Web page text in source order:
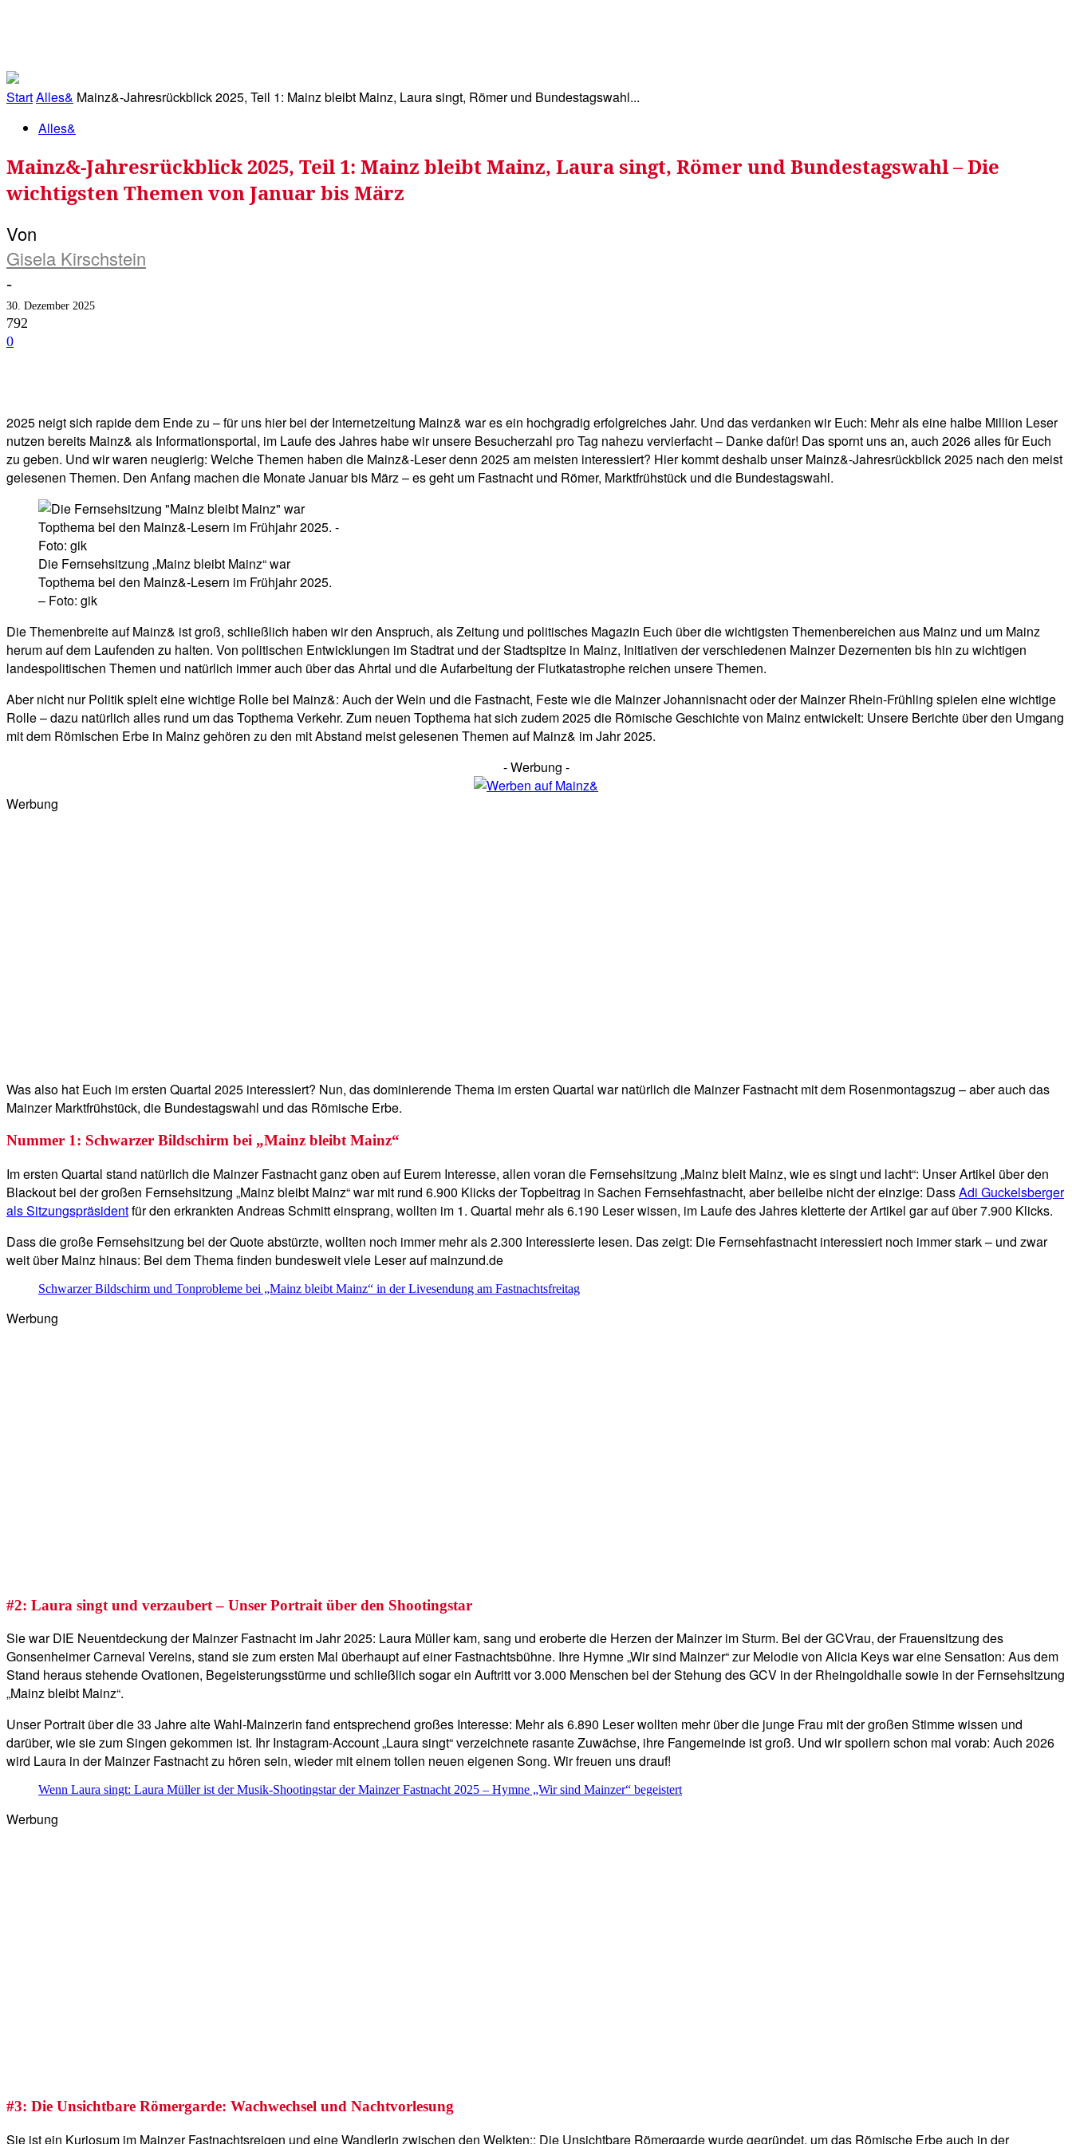
StartAlles& Mainz&-Jahresrückblick 2025, Teil 1: Mainz bleibt Mainz, Laura singt, Römer und Bundestagswahl...
Alles&
Mainz&-Jahresrückblick 2025, Teil 1: Mainz bleibt Mainz, Laura singt, Römer und Bundestagswahl – Die
wichtigsten Themen von Januar bis März
Von
Gisela Kirschstein
-
30. Dezember 2025
792
0
2025 neigt sich rapide dem Ende zu – für uns hier bei der Internetzeitung Mainz& war es ein hochgradig erfolgreiches Jahr. Und das verdanken wir Euch: Mehr als eine halbe Million Leser
nutzen bereits Mainz& als Informationsportal, im Laufe des Jahres habe wir unsere Besucherzahl pro Tag nahezu vervierfacht – Danke dafür! Das spornt uns an, auch 2026 alles für Euch
zu geben. Und wir waren neugierig: Welche Themen haben die Mainz&-Leser denn 2025 am meisten interessiert? Hier kommt deshalb unser Mainz&-Jahresrückblick 2025 nach den meist
gelesenen Themen. Den Anfang machen die Monate Januar bis März – es geht um Fastnacht und Römer, Marktfrühstück und die Bundestagswahl.
Die Fernsehsitzung „Mainz bleibt Mainz“ war
Topthema bei den Mainz&-Lesern im Frühjahr 2025.
– Foto: gik
Die Themenbreite auf Mainz& ist groß, schließlich haben wir den Anspruch, als Zeitung und politisches Magazin Euch über die wichtigsten Themenbereichen aus Mainz und um Mainz
herum auf dem Laufenden zu halten. Von politischen Entwicklungen im Stadtrat und der Stadtspitze in Mainz, Initiativen der verschiedenen Mainzer Dezernenten bis hin zu wichtigen
landespolitischen Themen und natürlich immer auch über das Ahrtal und die Aufarbeitung der Flutkatastrophe reichen unsere Themen.
Aber nicht nur Politik spielt eine wichtige Rolle bei Mainz&: Auch der Wein und die Fastnacht, Feste wie die Mainzer Johannisnacht oder der Mainzer Rhein-Frühling spielen eine wichtige
Rolle – dazu natürlich alles rund um das Topthema Verkehr. Zum neuen Topthema hat sich zudem 2025 die Römische Geschichte von Mainz entwickelt: Unsere Berichte über den Umgang
mit dem Römischen Erbe in Mainz gehören zu den mit Abstand meist gelesenen Themen auf Mainz& im Jahr 2025.
- Werbung -
Werbung
Was also hat Euch im ersten Quartal 2025 interessiert? Nun, das dominierende Thema im ersten Quartal war natürlich die Mainzer Fastnacht mit dem Rosenmontagszug – aber auch das
Mainzer Marktfrühstück, die Bundestagswahl und das Römische Erbe.
Nummer 1: Schwarzer Bildschirm bei „Mainz bleibt Mainz“
Im ersten Quartal stand natürlich die Mainzer Fastnacht ganz oben auf Eurem Interesse, allen voran die Fernsehsitzung „Mainz bleit Mainz, wie es singt und lacht“: Unser Artikel über den
Blackout bei der großen Fernsehsitzung „Mainz bleibt Mainz“ war mit rund 6.900 Klicks der Topbeitrag in Sachen Fernsehfastnacht, aber beileibe nicht der einzige: DassAdi Guckelsberger
als Sitzungspräsidentfür den erkrankten Andreas Schmitt einsprang, wollten im 1. Quartal mehr als 6.190 Leser wissen, im Laufe des Jahres kletterte der Artikel gar auf über 7.900 Klicks.
Dass die große Fernsehsitzung bei der Quote abstürzte, wollten noch immer mehr als 2.300 Interessierte lesen. Das zeigt: Die Fernsehfastnacht interessiert noch immer stark – und zwar
weit über Mainz hinaus: Bei dem Thema finden bundesweit viele Leser auf mainzund.de
Schwarzer Bildschirm und Tonprobleme bei „Mainz bleibt Mainz“ in der Livesendung am Fastnachtsfreitag
Werbung
#2: Laura singt und verzaubert – Unser Portrait über den Shootingstar
Sie war DIE Neuentdeckung der Mainzer Fastnacht im Jahr 2025: Laura Müller kam, sang und eroberte die Herzen der Mainzer im Sturm. Bei der GCVrau, der Frauensitzung des
Gonsenheimer Carneval Vereins, stand sie zum ersten Mal überhaupt auf einer Fastnachtsbühne. Ihre Hymne „Wir sind Mainzer“ zur Melodie von Alicia Keys war eine Sensation: Aus dem
Stand heraus stehende Ovationen, Begeisterungsstürme und schließlich sogar ein Auftritt vor 3.000 Menschen bei der Stehung des GCV in der Rheingoldhalle sowie in der Fernsehsitzung
„Mainz bleibt Mainz“.
Unser Portrait über die 33 Jahre alte Wahl-Mainzerin fand entsprechend großes Interesse: Mehr als 6.890 Leser wollten mehr über die junge Frau mit der großen Stimme wissen und
darüber, wie sie zum Singen gekommen ist. Ihr Instagram-Account „Laura singt“ verzeichnete rasante Zuwächse, ihre Fangemeinde ist groß. Und wir spoilern schon mal vorab: Auch 2026
wird Laura in der Mainzer Fastnacht zu hören sein, wieder mit einem tollen neuen eigenen Song. Wir freuen uns drauf!
Wenn Laura singt: Laura Müller ist der Musik-Shootingstar der Mainzer Fastnacht 2025 – Hymne „Wir sind Mainzer“ begeistert
Werbung
#3: Die Unsichtbare Römergarde: Wachwechsel und Nachtvorlesung
Sie ist ein Kuriosum im Mainzer Fastnachtsreigen und eine Wandlerin zwischen den Welkten;: Die Unsichtbare Römergarde wurde gegründet, um das Römische Erbe auch in der